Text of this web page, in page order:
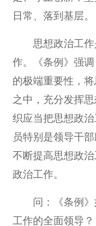
日常、落到基层。
思想政治工作
作。《条例》强
的极端重要性，
之中，充分发挥
织应当把思想政
员特别是领导干
不断提高思想政
政治工作。
问：《条例》
工作的全面领导？